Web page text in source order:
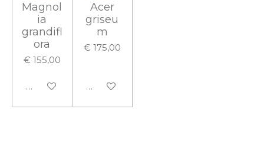
Magnol
ia
grandifl
ora
€ 155,00
In winkelwagen
Acer
griseu
m
€ 175,00
In winkelwagen